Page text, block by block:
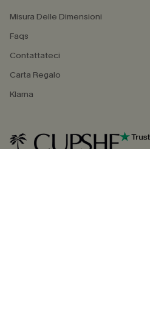
Misura Delle Dimensioni
Faqs
Contattateci
Carta Regalo
Klarna